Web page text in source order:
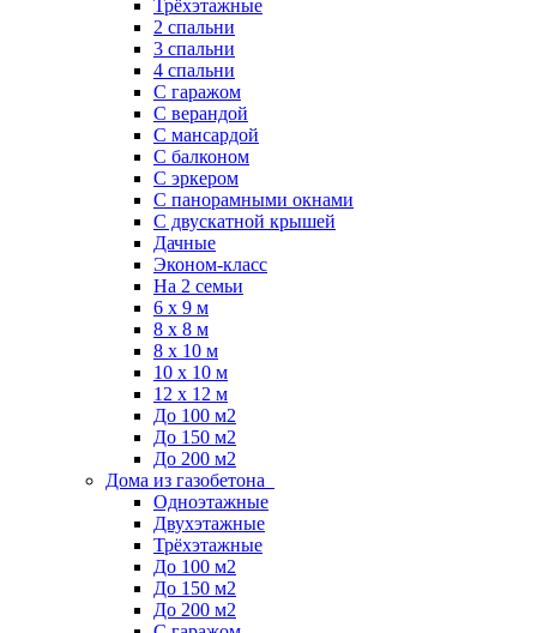
Трёхэтажные
2 спальни
3 спальни
4 спальни
С гаражом
С верандой
С мансардой
С балконом
C эркером
С панорамными окнами
С двускатной крышей
Дачные
Эконом-класс
На 2 семьи
6 x 9 м
8 x 8 м
8 x 10 м
10 x 10 м
12 x 12 м
До 100 м2
До 150 м2
До 200 м2
Дома из газобетона
Одноэтажные
Двухэтажные
Трёхэтажные
До 100 м2
До 150 м2
До 200 м2